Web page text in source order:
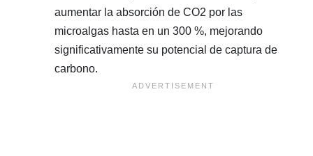
aumentar la absorción de CO2 por las
microalgas hasta en un 300 %, mejorando
significativamente su potencial de captura de
carbono.